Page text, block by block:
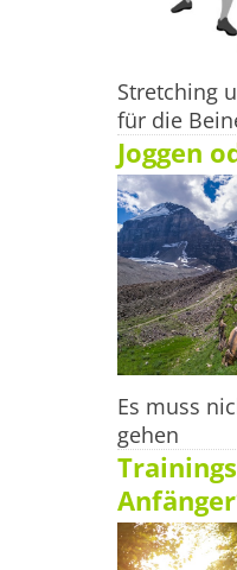
Stretching
für die
Joggen
Es muss
gehen